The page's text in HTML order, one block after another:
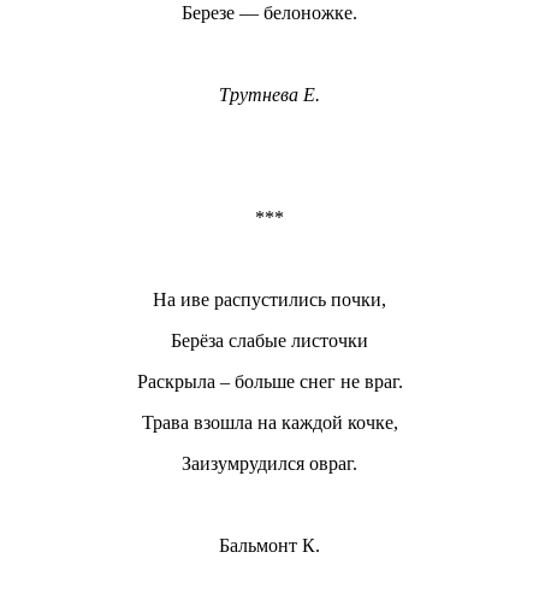
Березе — белоножке.
Трутнева Е.
***
На иве распустились почки,
Берёза слабые листочки
Раскрыла – больше снег не враг.
Трава взошла на каждой кочке,
Заизумрудился овраг.
Бальмонт К.